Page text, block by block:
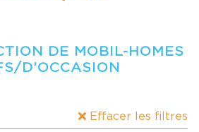
DE MOBIL-HOMES
D’OCCASION
Effacer les filtres